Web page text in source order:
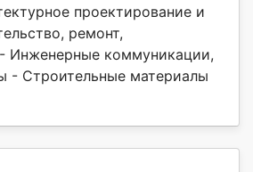
проектирование и
ремонт,
Инженерные коммуникации,
- Строительные материалы